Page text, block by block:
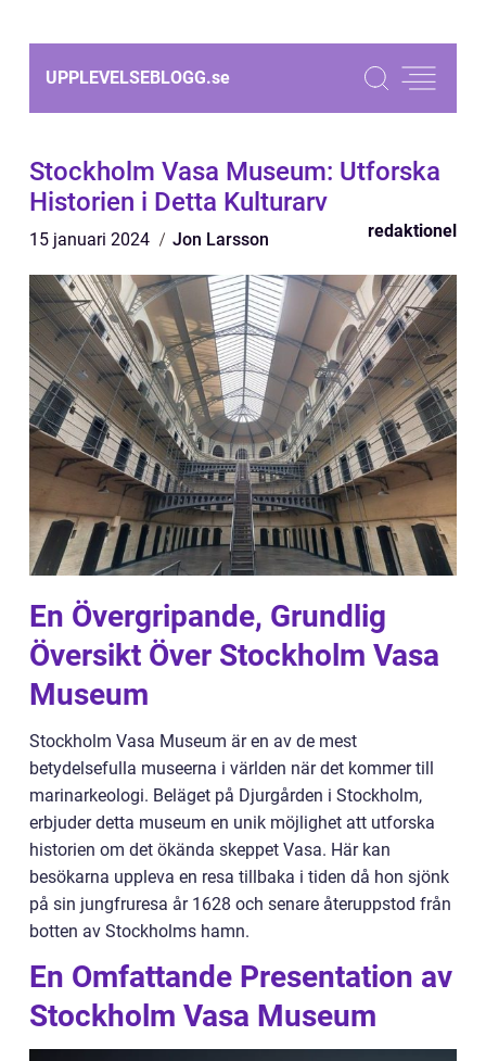
UPPLEVELSEBLOGG.se
Stockholm Vasa Museum: Utforska
Historien i Detta Kulturarv
15 januari 2024 Jon Larsson redaktionel
En Övergripande, Grundlig
Översikt Över Stockholm Vasa
Museum
Stockholm Vasa Museum är en av de mest
betydelsefulla museerna i världen när det kommer till
marinarkeologi. Beläget på Djurgården i Stockholm,
erbjuder detta museum en unik möjlighet att utforska
historien om det ökända skeppet Vasa. Här kan
besökarna uppleva en resa tillbaka i tiden då hon sjönk
på sin jungfruresa år 1628 och senare återuppstod från
botten av Stockholms hamn.
En Omfattande Presentation av
Stockholm Vasa Museum